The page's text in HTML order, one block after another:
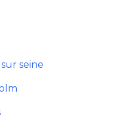
seine